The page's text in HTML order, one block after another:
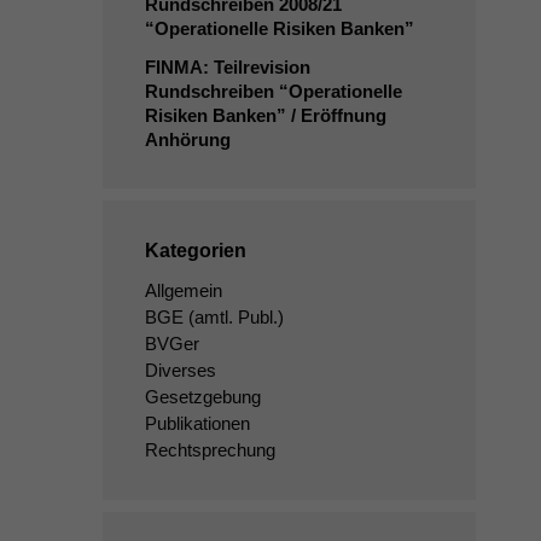
Rundschreiben 2008/21
“Operationelle Risiken Banken”
FINMA: Teilrevision
Rundschreiben “Operationelle
Risiken Banken” / Eröffnung
Anhörung
Kategorien
Allgemein
BGE (amtl. Publ.)
BVGer
Diverses
Gesetzgebung
Publikationen
Rechtsprechung